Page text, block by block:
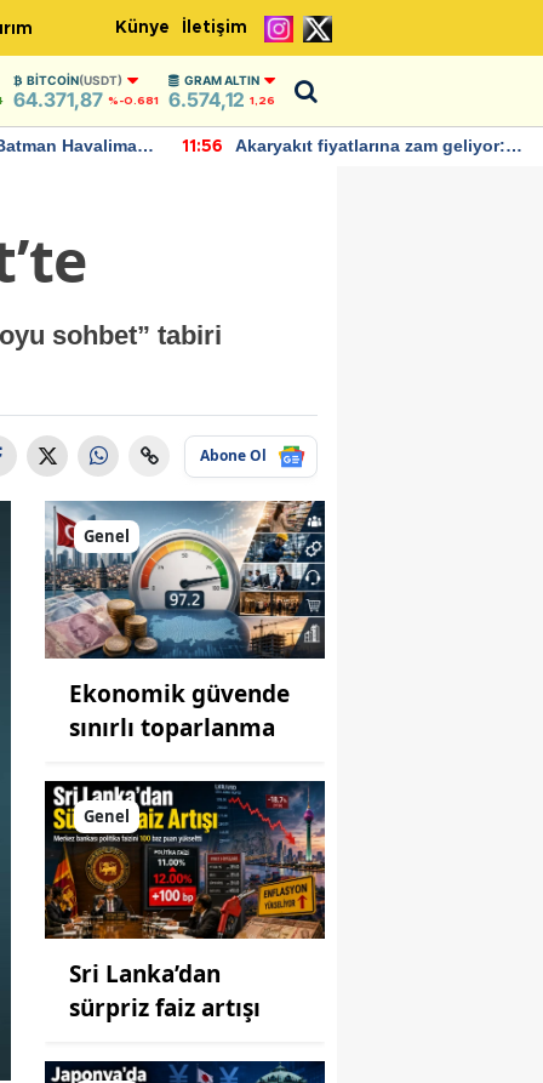
Künye İletişim
BITCOIN(USDT)
64.371,87 %-0.681
GRAM ALTIN
6.574,12 1,26
Havalimanı
11:56
Akaryakıt fiyatlarına zam geliyor:
sohbet” tabiri
Abone Ol
Genel
Ekonomik güvende
sınırlı toparlanma
Genel
Sri Lanka’dan
sürpriz faiz artışı